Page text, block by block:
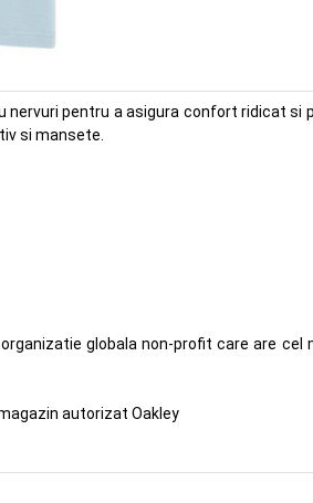
nervuri pentru a asigura confort ridicat
si mansete.
globala non-profit care are
autorizat Oakley